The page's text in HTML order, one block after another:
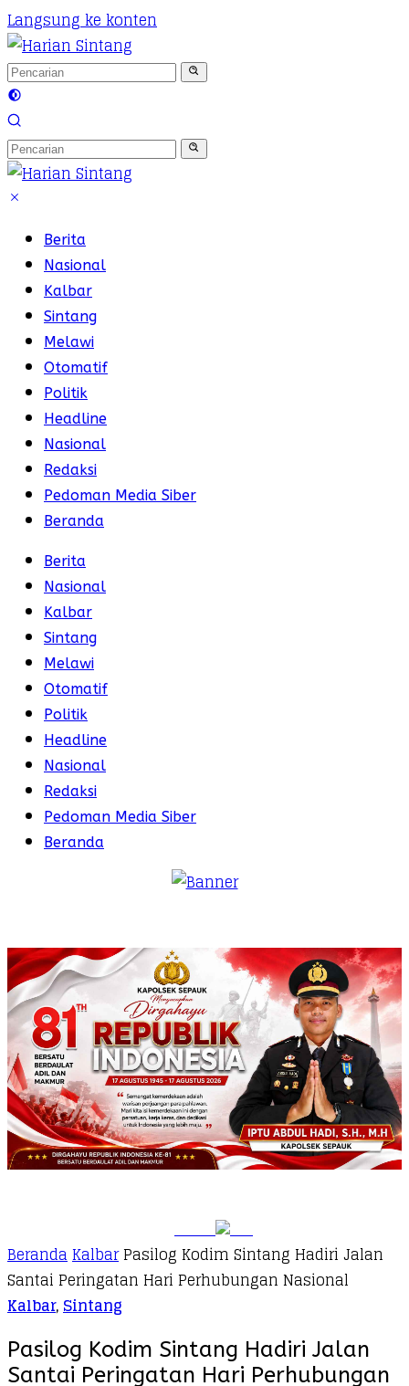
Langsung ke konten
Berita
Nasional
Kalbar
Sintang
Melawi
Otomatif
Politik
Headline
Nasional
Redaksi
Pedoman Media Siber
Beranda
Berita
Nasional
Kalbar
Sintang
Melawi
Otomatif
Politik
Headline
Nasional
Redaksi
Pedoman Media Siber
Beranda
BerandaKalbarPasilog Kodim Sintang Hadiri Jalan
Santai Peringatan Hari Perhubungan Nasional
Kalbar,Sintang
Pasilog Kodim Sintang Hadiri Jalan
Santai Peringatan Hari Perhubungan